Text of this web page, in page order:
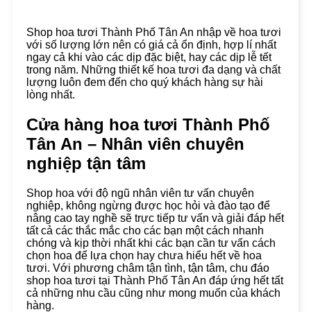
Shop hoa tươi Thành Phố Tân An nhập về hoa tươi
với số lượng lớn nên có giá cả ổn định, hợp lí nhất
ngay cả khi vào các dịp đặc biệt, hay các dịp lễ tết
trong năm. Những thiết kế hoa tươi đa dạng và chất
lượng luôn đem đến cho quý khách hàng sự hài
lòng nhất.
Cửa hàng hoa tươi Thành Phố
Tân An – Nhân viên chuyên
nghiệp tận tâm
Shop hoa với độ ngũ nhân viên tư vấn chuyên
nghiệp, không ngừng được học hỏi và đào tạo để
nâng cao tay nghề sẽ trực tiếp tư vấn và giải đáp hết
tất cả các thắc mắc cho các bạn một cách nhanh
chóng và kịp thời nhất khi các bạn cần tư vấn cách
chọn hoa để lựa chọn hay chưa hiểu hết về hoa
tươi. Với phương châm tận tình, tận tâm, chu đáo
shop hoa tươi tại Thành Phố Tân An đáp ứng hết tất
cả những nhu cầu cũng như mong muốn của khách
hàng.